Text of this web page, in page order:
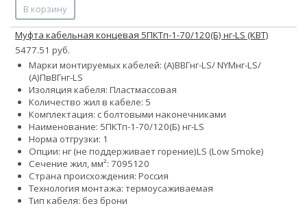
В корзину
Муфта кабельная концевая 5ПКТп-1-70/120(Б) нг-LS (КВТ)
5477.51 руб.
Марки монтируемых кабелей: (А)ВВГнг-LS/ NYMнг-LS/
(А)ПвВГнг-LS
Изоляция кабеля: Пластмассовая
Количество жил в кабеле: 5
Комплектация: с болтовыми наконечниками
Наименование: 5ПКТп-1-70/120(Б) нг-LS
Норма отгрузки: 1
Опции: нг (не поддерживает горение)LS (Low Smoke)
Сечение жил, мм²: 7095120
Страна происхождения: Россия
Технология монтажа: термоусаживаемая
Тип кабеля: без брони